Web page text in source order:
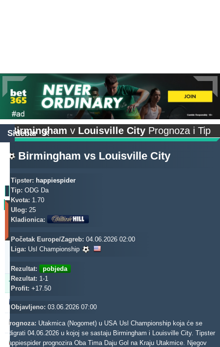
Birmingham v Louisville CityPrognoza i Tip
Birmingham vs Louisville City
Tipster: happiespider
Tip: ODG Da
Kvota: 1.70
Ulog: 25
Kladionica:
Početak Europe/Zagreb: 04.06.2026 02:00
Liga: Usl Championship
Rezultat:
pobjeda
Rezultat: 1-1
Profit: +17.50
Objavljeno: 03.06.2026 07:00
Prognoza: Utakmica (Nogomet) u USA Usl Championship koja će se
odigrati 04.06.2026 u kojoj se sastaju Birmingham i Louisville City. Tipster
happiespider prognozira Oba Tima Daju Gol na Kraju Utakmice. Njegov
Sidebar
Profit
(Zadnjih
30
Updated:
30m
Tipster
makau 422.32 0.89 %
toptip 361.29 23.30 %